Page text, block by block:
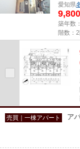
愛知県
9,800
築年数
階数：
売買｜一棟アパート ア